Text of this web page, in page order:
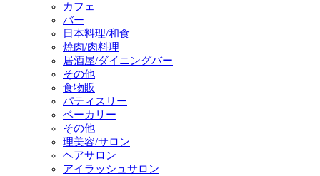
カフェ
バー
日本料理/和食
焼肉/肉料理
居酒屋/ダイニングバー
その他
食物販
パティスリー
ベーカリー
その他
理美容/サロン
ヘアサロン
アイラッシュサロン